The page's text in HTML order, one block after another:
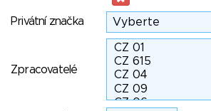
Privátní značka
Zpracovatelé